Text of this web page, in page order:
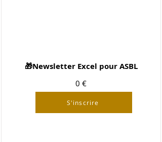
🎁Newsletter Excel pour ASBL
0 €
S'inscrire